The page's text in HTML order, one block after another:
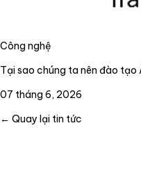
Công nghệ
Tại sao chúng ta nên đào tạo
07 tháng 6, 2026
← Quay lại tin tức